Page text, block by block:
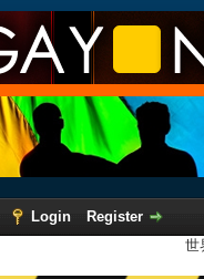
Login
Register
世